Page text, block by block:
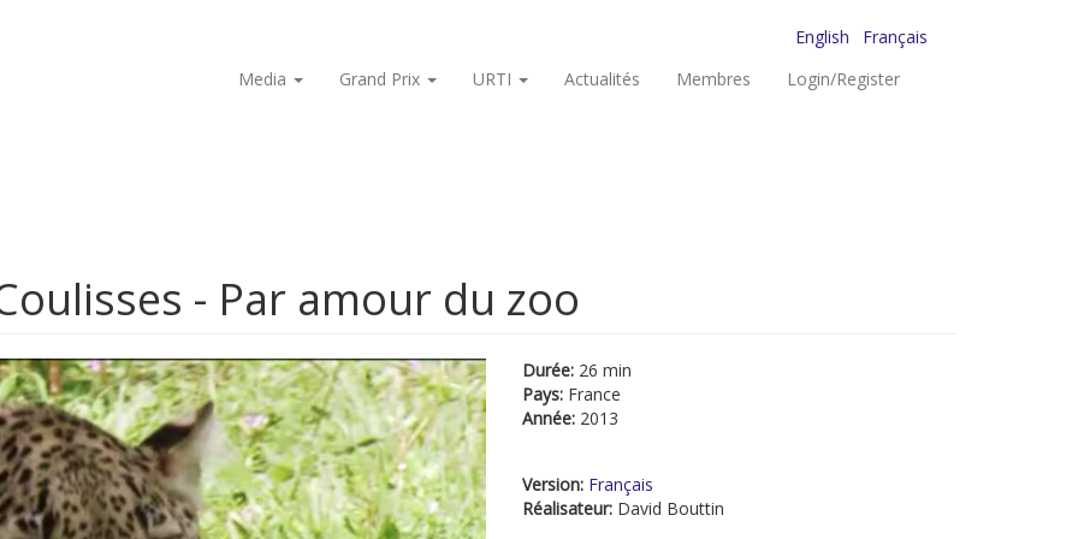
English
Français
Media
Grand Prix URTI Actualités Membres Login/Register
- Par amour du zoo
Durée: 26 min
Pays: France
Année: 2013
Version: Français
Réalisateur: David Bouttin